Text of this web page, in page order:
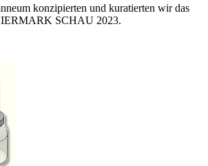
konzipierten und kuratierten wir das
SCHAU 2023.